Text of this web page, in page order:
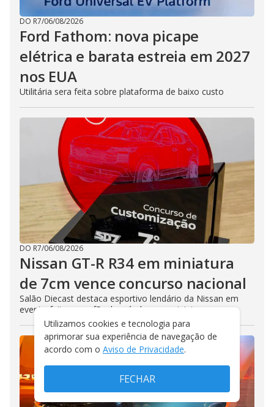
DO R7/06/08/2026
Ford Fathom: nova picape
elétrica e barata estreia em 2027
nos EUA
Utilitária sera feita sobre plataforma de baixo custo
DO R7/06/08/2026
Nissan GT-R R34 em miniatura
de 7cm vence concurso nacional
Salão Diecast destaca esportivo lendário da Nissan em
evento feito par a fãs de veículos em miniatura
Utilizamos cookies e tecnologia para
aprimorar sua experiência de navegação de
acordo com o Aviso de Privacidade.
FECHAR